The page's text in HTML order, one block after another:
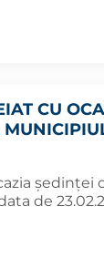
CU
şedinţei
de